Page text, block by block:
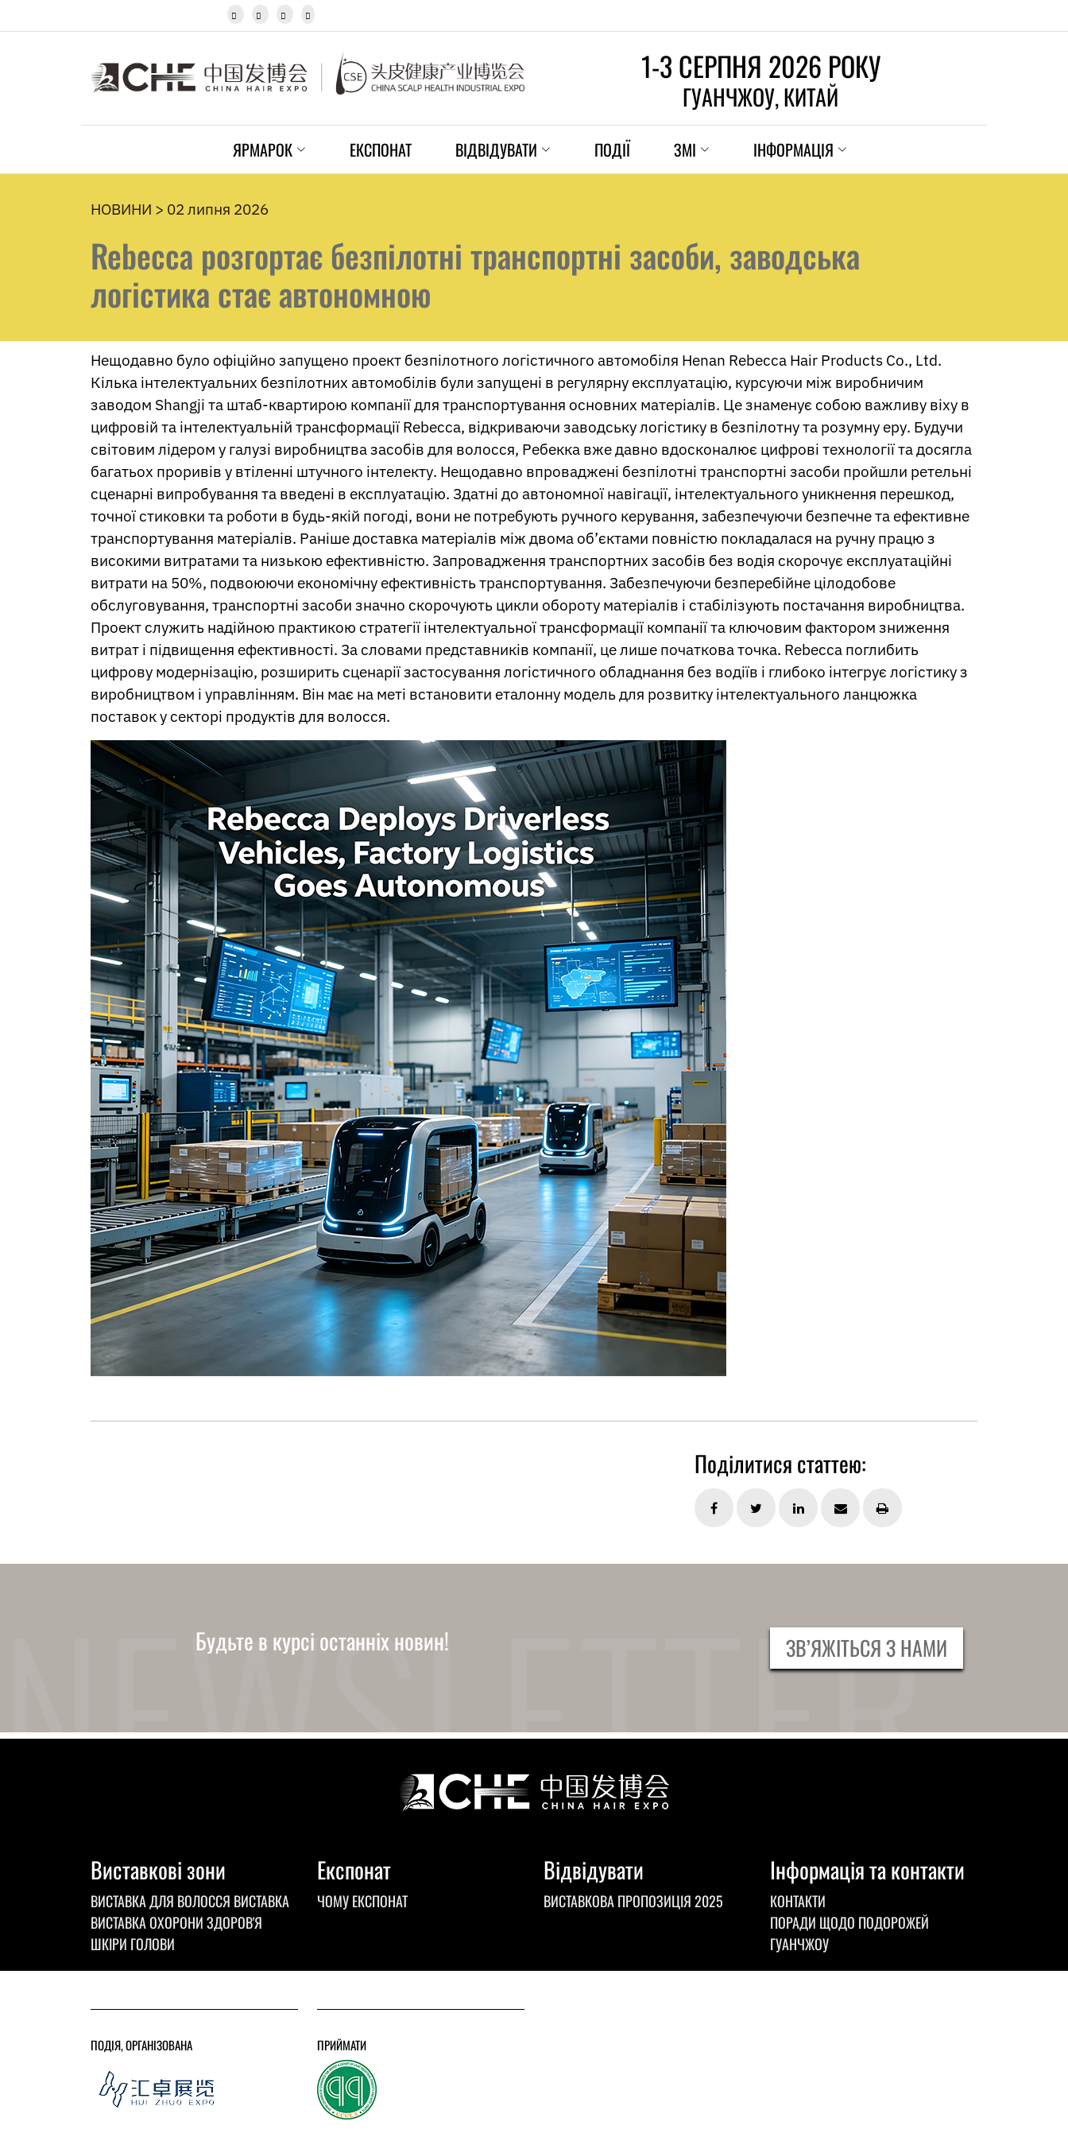
Javanese
Kazakh
Khmer
Kyrgyz
Lithuanian
Macedonian
Malayalam
Maltese
Maori
Marathi
Nepali
Norwegian
Pashto
Persian
Punjabi
Serbian
Sesotho
Sinhala
Slovak
Slovenian
Somali
Samoan
Scots Gaelic
Shona
Sindhi
Sundanese
Swahili
Tamil
Telugu
Thai
Uzbek
Vietnamese
Welsh
Xhosa
Yiddish
Yoruba
Zulu
Kinyarwanda
Tatar
Oriya
Turkmen
Uyghur
   
1-3 СЕРПНЯ 2026 РОКУ
ГУАНЧЖОУ, КИТАЙ
ЯРМАРОК ЕКСПОНАТ ВІДВІДУВАТИ ПОДІЇ ЗМІ ІНФОРМАЦІЯ
НОВИНИ > 02 липня 2026
Rebecca розгортає безпілотні транспортні засоби, заводська
логістика стає автономною
Нещодавно було офіційно запущено проект безпілотного логістичного автомобіля Henan Rebecca Hair Products Co., Ltd.
Кілька інтелектуальних безпілотних автомобілів були запущені в регулярну експлуатацію, курсуючи між виробничим
заводом Shangji та штаб-квартирою компанії для транспортування основних матеріалів. Це знаменує собою важливу віху в
цифровій та інтелектуальній трансформації Rebecca, відкриваючи заводську логістику в безпілотну та розумну еру. Будучи
світовим лідером у галузі виробництва засобів для волосся, Ребекка вже давно вдосконалює цифрові технології та досягла
багатьох проривів у втіленні штучного інтелекту. Нещодавно впроваджені безпілотні транспортні засоби пройшли ретельні
сценарні випробування та введені в експлуатацію. Здатні до автономної навігації, інтелектуального уникнення перешкод,
точної стиковки та роботи в будь-якій погоді, вони не потребують ручного керування, забезпечуючи безпечне та ефективне
транспортування матеріалів. Раніше доставка матеріалів між двома об’єктами повністю покладалася на ручну працю з
високими витратами та низькою ефективністю. Запровадження транспортних засобів без водія скорочує експлуатаційні
витрати на 50%, подвоюючи економічну ефективність транспортування. Забезпечуючи безперебійне цілодобове
обслуговування, транспортні засоби значно скорочують цикли обороту матеріалів і стабілізують постачання виробництва.
Проект служить надійною практикою стратегії інтелектуальної трансформації компанії та ключовим фактором зниження
витрат і підвищення ефективності. За словами представників компанії, це лише початкова точка. Rebecca поглибить
цифрову модернізацію, розширить сценарії застосування логістичного обладнання без водіїв і глибоко інтегрує логістику з
виробництвом і управлінням. Він має на меті встановити еталонну модель для розвитку інтелектуального ланцюжка
поставок у секторі продуктів для волосся.
Поділитися статтею:
Будьте в курсі останніх новин! ЗВ’ЯЖІТЬСЯ З НАМИ
Виставкові зони
ВИСТАВКА ДЛЯ ВОЛОССЯ ВИСТАВКА
ВИСТАВКА ОХОРОНИ ЗДОРОВ'Я
ШКІРИ ГОЛОВИ
Експонат
ЧОМУ ЕКСПОНАТ
Відвідувати
ВИСТАВКОВА ПРОПОЗИЦІЯ 2025
Інформація та контакти
КОНТАКТИ
ПОРАДИ ЩОДО ПОДОРОЖЕЙ
ГУАНЧЖОУ
ПОДІЯ, ОРГАНІЗОВАНА ПРИЙМАТИ